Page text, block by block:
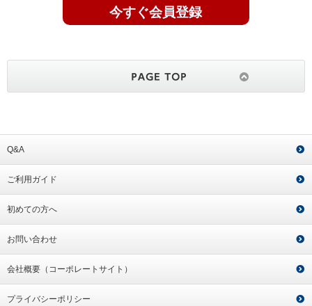
今すぐ会員登録
Q&A
ご利用ガイド
初めての方へ
お問い合わせ
会社概要（コーポレートサイト）
プライバシーポリシー